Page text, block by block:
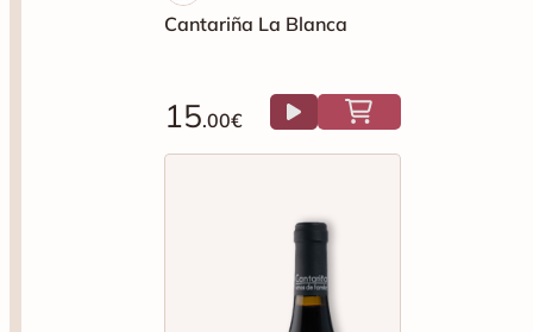
Cantariña La Blanca
15.00€